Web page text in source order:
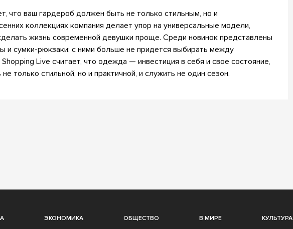
что ваш гардероб должен быть не только стильным, но и
коллекциях компания делает упор на универсальные модели,
жизнь современной девушки проще. Среди новинок представлены
и сумки-рюкзаки: с ними больше не придется выбирать между
Live считает, что одежда — инвестиция в себя и свое состояние,
только стильной, но и практичной, и служить не один сезон.
ЭКОНОМИКА ОБЩЕСТВО В МИРЕ КУЛЬТУРА